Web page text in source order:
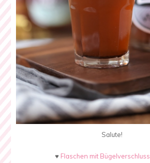
Salute!
♥ Flaschen mit